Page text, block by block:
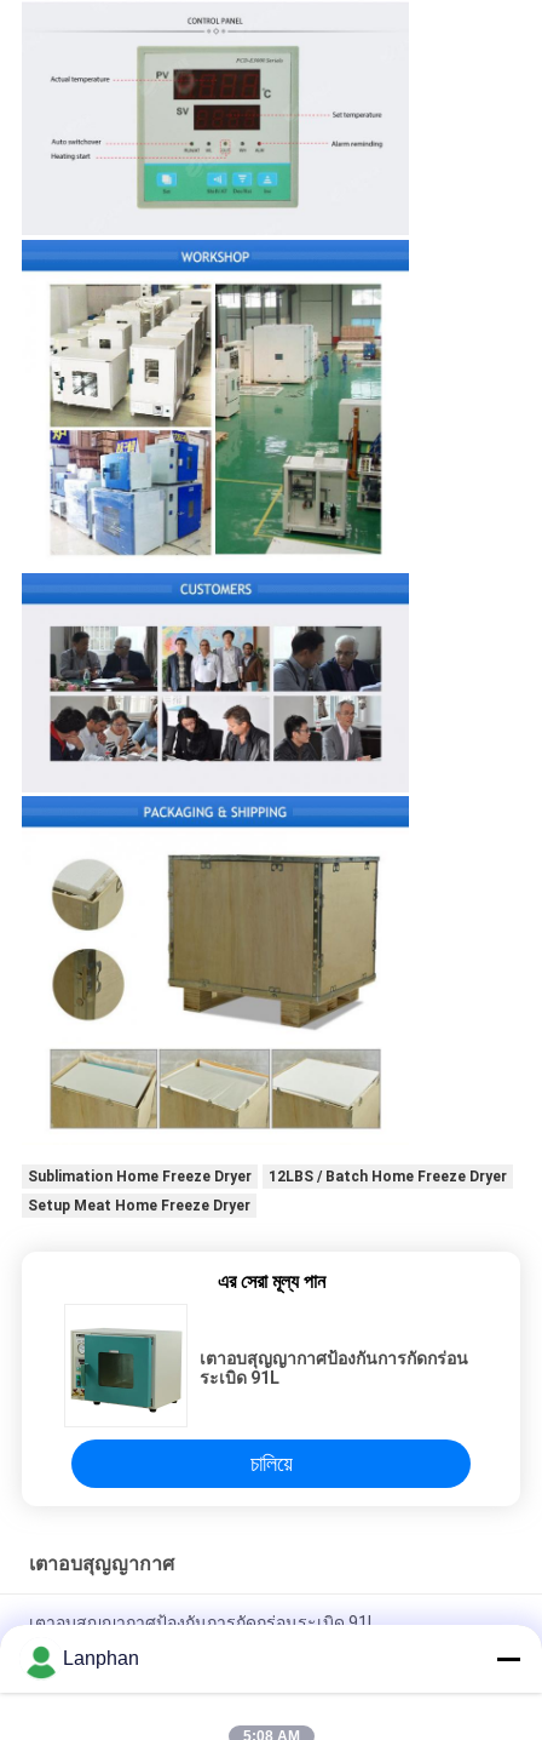
Sublimation Home Freeze Dryer
12LBS / Batch Home Freeze Dryer
Setup Meat Home Freeze Dryer
এর সেরা মূল্য পান
เตาอบสุญญากาศป้องกันการกัดกร่อน
ระเบิด 91L
চালিয়ে
เตาอบสุญญากาศ
เตาอบสุญญากาศป้องกันการกัดกร่อนระเบิด 91L
ห้องสุญญากาศห้องปฏิบัติการทางการแพทย์สุขาภิบาลอบแห้งเตาอบ
Lanphan
5:08 AM